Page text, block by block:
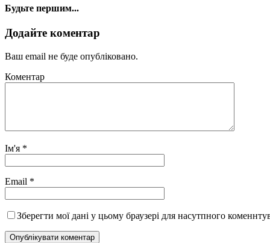
Будьте першим...
Додайте коментар
Ваш email не буде опубліковано.
Коментар
Ім'я *
Email *
Зберегти мої дані у цьому браузері для насутпного